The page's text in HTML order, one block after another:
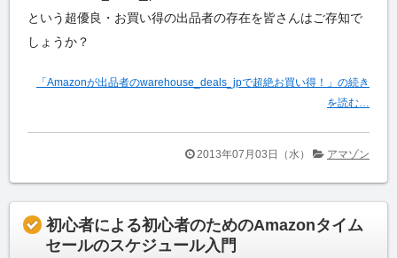
という超優良・お買い得の出品者の存在を皆さんはご存知で
しょうか？
「Amazonが出品者のwarehouse_deals_jpで超絶お買い得！」の続き
を読む…
2013年07月03日（水） アマゾン
初心者による初心者のためのAmazonタイム
セールのスケジュール入門